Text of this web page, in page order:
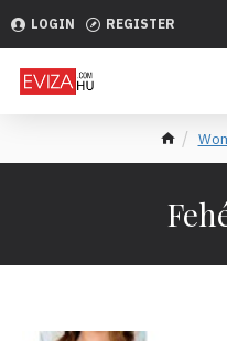
LOGIN REGISTER